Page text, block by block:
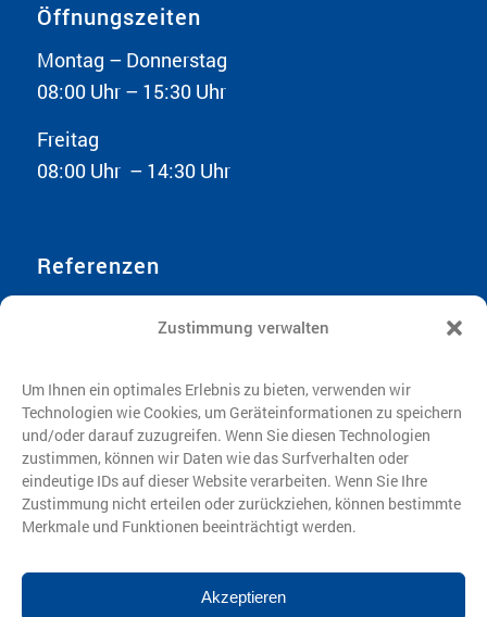
Zustimmung verwalten
Um Ihnen ein optimales Erlebnis zu bieten, verwenden wir
Technologien wie Cookies, um Geräteinformationen zu speichern
und/oder darauf zuzugreifen. Wenn Sie diesen Technologien
zustimmen, können wir Daten wie das Surfverhalten oder
eindeutige IDs auf dieser Website verarbeiten. Wenn Sie Ihre
Zustimmung nicht erteilen oder zurückziehen, können bestimmte
Merkmale und Funktionen beeinträchtigt werden.
Akzeptieren
Öffnungszeiten
Montag – Donnerstag
08:00 Uhr – 15:30 Uhr
Freitag
08:00 Uhr – 14:30 Uhr
Referenzen
Ecovadis 2026
Rechtliches